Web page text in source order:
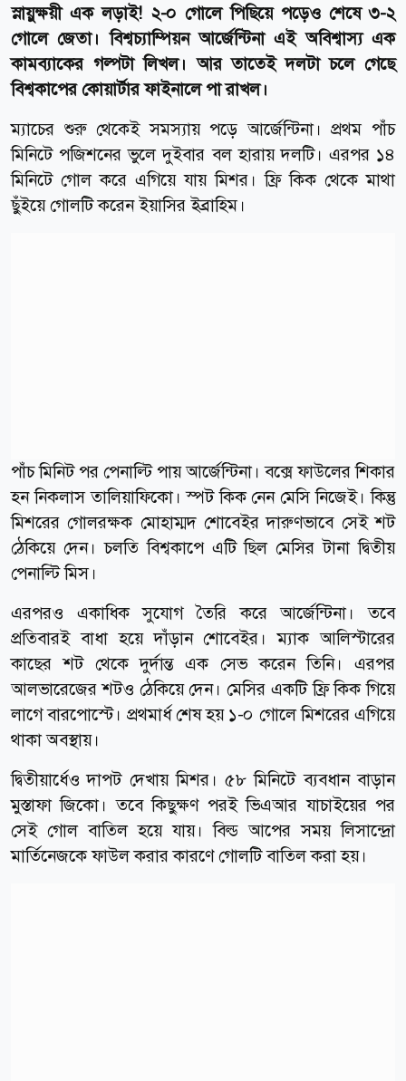
স্নায়ুক্ষয়ী এক লড়াই! ২-০ গোলে পিছিয়ে পড়েও শেষে ৩-২
গোলে জেতা। বিশ্বচ্যাম্পিয়ন আর্জেন্টিনা এই অবিশ্বাস্য এক
কামব্যাকের গল্পটা লিখল। আর তাতেই দলটা চলে গেছে
বিশ্বকাপের কোয়ার্টার ফাইনালে পা রাখল।
ম্যাচের শুরু থেকেই সমস্যায় পড়ে আর্জেন্টিনা। প্রথম পাঁচ
মিনিটে পজিশনের ভুলে দুইবার বল হারায় দলটি। এরপর ১৪
মিনিটে গোল করে এগিয়ে যায় মিশর। ফ্রি কিক থেকে মাথা
ছুঁইয়ে গোলটি করেন ইয়াসির ইব্রাহিম।
পাঁচ মিনিট পর পেনাল্টি পায় আর্জেন্টিনা। বক্সে ফাউলের শিকার
হন নিকলাস তালিয়াফিকো। স্পট কিক নেন মেসি নিজেই। কিন্তু
মিশরের গোলরক্ষক মোহাম্মদ শোবেইর দারুণভাবে সেই শট
ঠেকিয়ে দেন। চলতি বিশ্বকাপে এটি ছিল মেসির টানা দ্বিতীয়
পেনাল্টি মিস।
এরপরও একাধিক সুযোগ তৈরি করে আর্জেন্টিনা। তবে
প্রতিবারই বাধা হয়ে দাঁড়ান শোবেইর। ম্যাক আলিস্টারের
কাছের শট থেকে দুর্দান্ত এক সেভ করেন তিনি। এরপর
আলভারেজের শটও ঠেকিয়ে দেন। মেসির একটি ফ্রি কিক গিয়ে
লাগে বারপোস্টে। প্রথমার্ধ শেষ হয় ১-০ গোলে মিশরের এগিয়ে
থাকা অবস্থায়।
দ্বিতীয়ার্ধেও দাপট দেখায় মিশর। ৫৮ মিনিটে ব্যবধান বাড়ান
মুস্তাফা জিকো। তবে কিছুক্ষণ পরই ভিএআর যাচাইয়ের পর
সেই গোল বাতিল হয়ে যায়। বিল্ড আপের সময় লিসান্দ্রো
মার্তিনেজকে ফাউল করার কারণে গোলটি বাতিল করা হয়।